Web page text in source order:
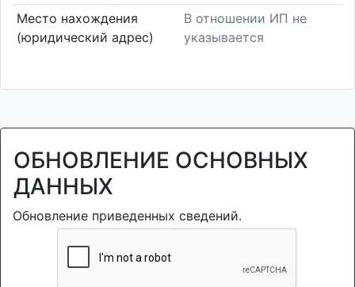
Место нахождения
(юридический адрес)
В отношении ИП не
указывается
ОБНОВЛЕНИЕ ОСНОВНЫХ
ДАННЫХ
Обновление приведенных сведений.